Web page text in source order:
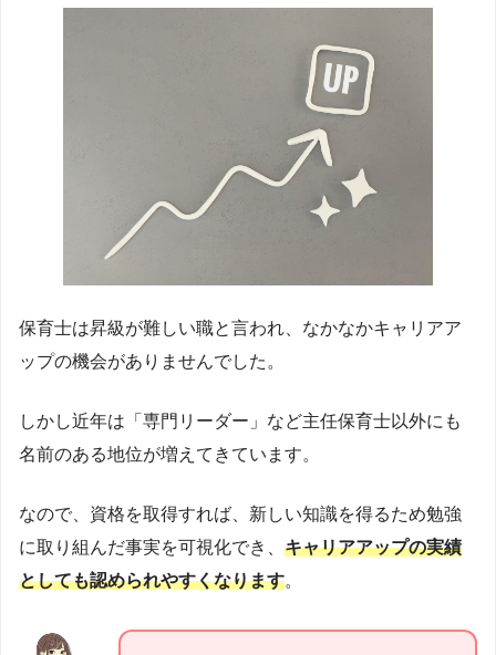
保育士は昇級が難しい職と言われ、なかなかキャリアア
ップの機会がありませんでした。
しかし近年は「専門リーダー」など主任保育士以外にも
名前のある地位が増えてきています。
なので、資格を取得すれば、新しい知識を得るため勉強
に取り組んだ事実を可視化でき、 キャリアアップの実績
としても認められやすくなります。